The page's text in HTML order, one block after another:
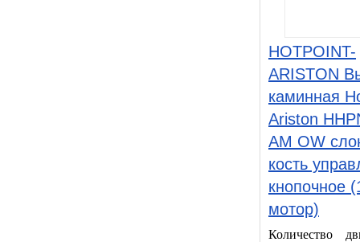
HOTPOINT-
ARISTON
каминная
Ariston
AM OW
кость
кнопочное
мотор)
Количество